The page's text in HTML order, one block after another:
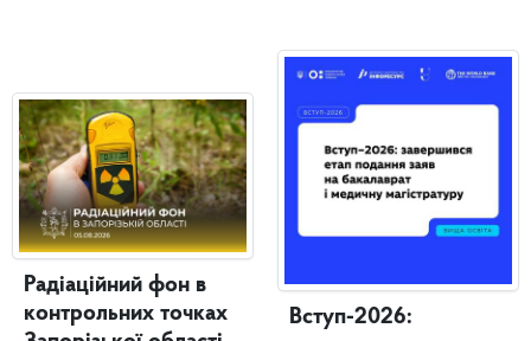
Радіаційний фон в
контрольних точках
Вступ-2026: